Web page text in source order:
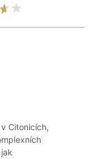
Citonicích,